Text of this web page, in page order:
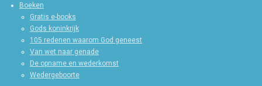
Boeken
Gratis e-books
Gods koninkrijk
105 redenen waarom God geneest
Van wet naar genade
De opname en wederkomst
Wedergeboorte